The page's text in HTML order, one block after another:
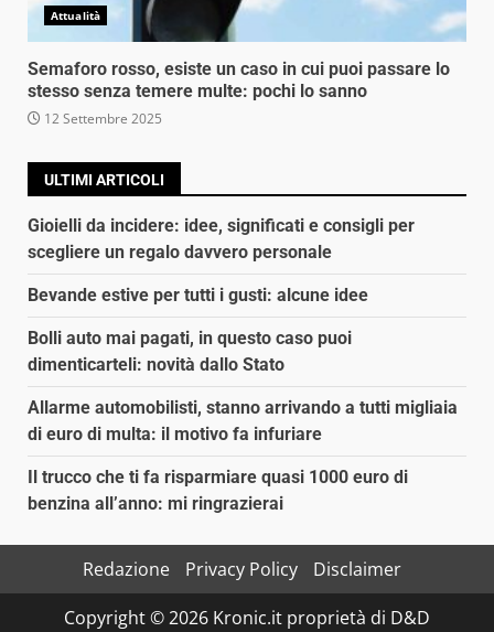
Attualità
Semaforo rosso, esiste un caso in cui puoi passare lo
stesso senza temere multe: pochi lo sanno
12 Settembre 2025
ULTIMI ARTICOLI
Gioielli da incidere: idee, significati e consigli per
scegliere un regalo davvero personale
Bevande estive per tutti i gusti: alcune idee
Bolli auto mai pagati, in questo caso puoi
dimenticarteli: novità dallo Stato
Allarme automobilisti, stanno arrivando a tutti migliaia
di euro di multa: il motivo fa infuriare
Il trucco che ti fa risparmiare quasi 1000 euro di
benzina all’anno: mi ringrazierai
Redazione Privacy Policy
Disclaimer
Copyright © 2026 Kronic.it proprietà di D&D